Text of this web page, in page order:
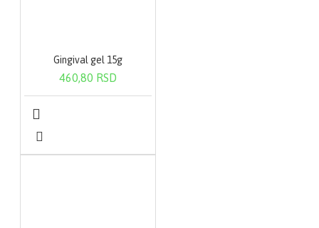
Gingival gel 15g
460,80 RSD